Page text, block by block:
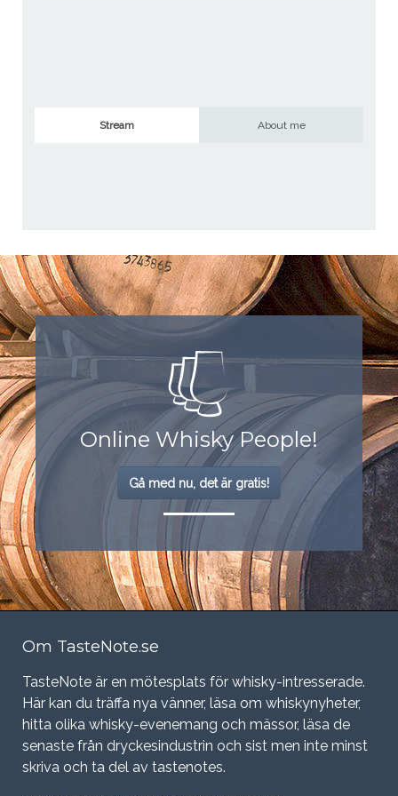
Stream About me
Online Whisky People!
Gå med nu, det är gratis!
Om TasteNote.se
TasteNote är en mötesplats för whisky-intresserade.
Här kan du träffa nya vänner, läsa om whiskynyheter,
hitta olika whisky-evenemang och mässor, läsa de
senaste från dryckesindustrin och sist men inte minst
skriva och ta del av tastenotes.